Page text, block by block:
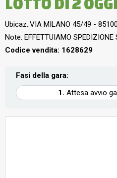
LOTTO DI 2
Ubicaz.:VIA MILANO 45/49 -
Note: EFFETTUIAMO SPEDIZIONE
Codice vendita: 1628629
Fasi della gara:
Attesa avvio